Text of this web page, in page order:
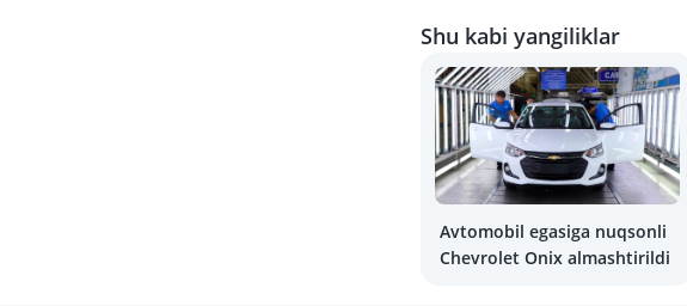
Shu kabi yangiliklar
Avtomobil egasiga nuqsonli
Chevrolet Onix almashtirildi